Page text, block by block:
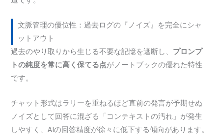
文脈管理の優位性：過去ログの『ノイズ』を完全にシャ
ットアウト
過去のやり取りから生じる不要な記憶を遮断し、 プロンプ
トの純度を常に高く保てる点がノートブックの優れた特性
です。
チャット形式はラリーを重ねるほど直前の発言が予期せぬ
ノイズとして回答に混ざる「コンテキストの汚れ」が発生
しやすく、AIの回答精度が徐々に低下する傾向があります。